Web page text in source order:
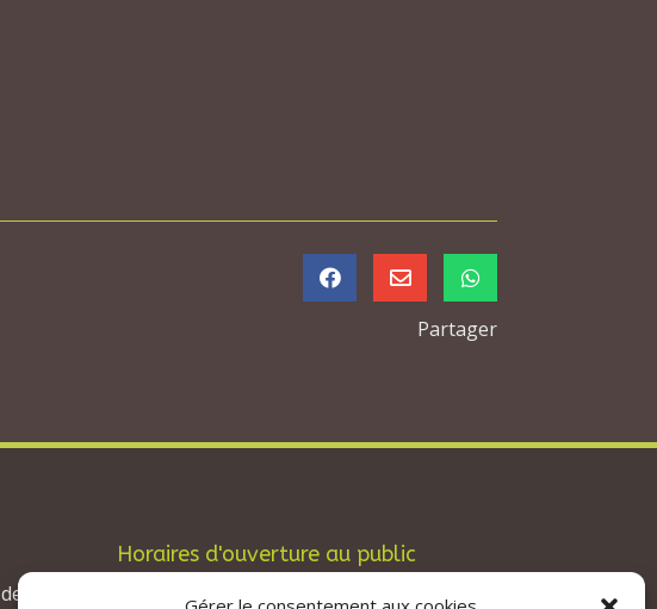
  
Partager
Horaires d'ouverture au public
Les lundis, mardis et jeudis : de 8h à 12h et